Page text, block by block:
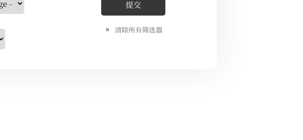
清除所有筛选器